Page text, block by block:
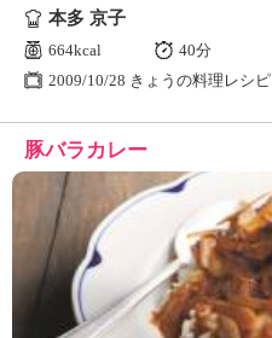
本多 京子
664kcal
40分
2009/10/28 きょうの料理レシピ
豚バラカレー